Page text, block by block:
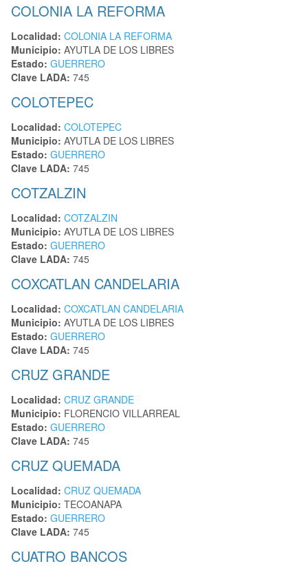
COLONIA LA REFORMA
Localidad: COLONIA LA REFORMA
Municipio: AYUTLA DE LOS LIBRES
Estado: GUERRERO
Clave LADA: 745
COLOTEPEC
Localidad: COLOTEPEC
Municipio: AYUTLA DE LOS LIBRES
Estado: GUERRERO
Clave LADA: 745
COTZALZIN
Localidad: COTZALZIN
Municipio: AYUTLA DE LOS LIBRES
Estado: GUERRERO
Clave LADA: 745
COXCATLAN CANDELARIA
Localidad: COXCATLAN CANDELARIA
Municipio: AYUTLA DE LOS LIBRES
Estado: GUERRERO
Clave LADA: 745
CRUZ GRANDE
Localidad: CRUZ GRANDE
Municipio: FLORENCIO VILLARREAL
Estado: GUERRERO
Clave LADA: 745
CRUZ QUEMADA
Localidad: CRUZ QUEMADA
Municipio: TECOANAPA
Estado: GUERRERO
Clave LADA: 745
CUATRO BANCOS